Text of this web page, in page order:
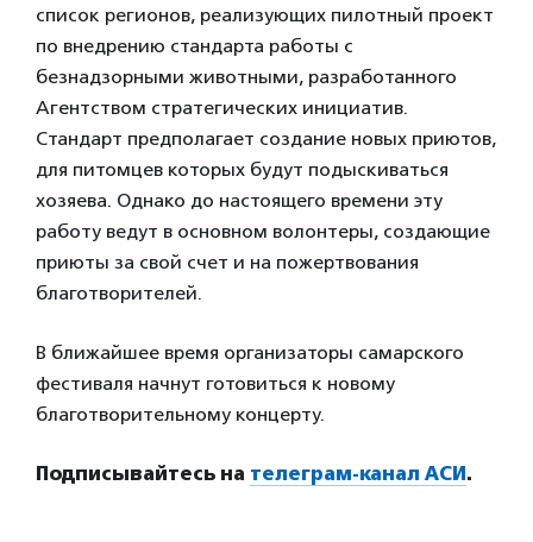
список регионов, реализующих пилотный проект
по внедрению стандарта работы с
безнадзорными животными, разработанного
Агентством стратегических инициатив.
Стандарт предполагает создание новых приютов,
для питомцев которых будут подыскиваться
хозяева. Однако до настоящего времени эту
работу ведут в основном волонтеры, создающие
приюты за свой счет и на пожертвования
благотворителей.
В ближайшее время организаторы самарского
фестиваля начнут готовиться к новому
благотворительному концерту.
Подписывайтесь на телеграм-канал АСИ.